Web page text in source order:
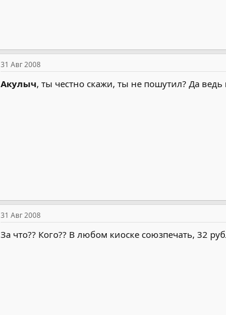
31 Авг 2008
Акулыч, ты честно скажи, ты не пошутил? Да ведь
31 Авг 2008
За что?? Кого?? В любом киоске союзпечать, 32